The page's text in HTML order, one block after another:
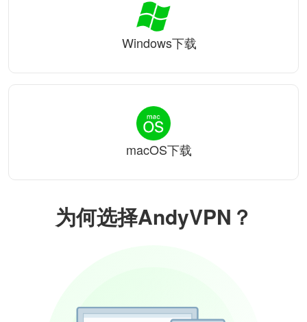
为何选择AndyVPN？
Windows下载
macOS下载